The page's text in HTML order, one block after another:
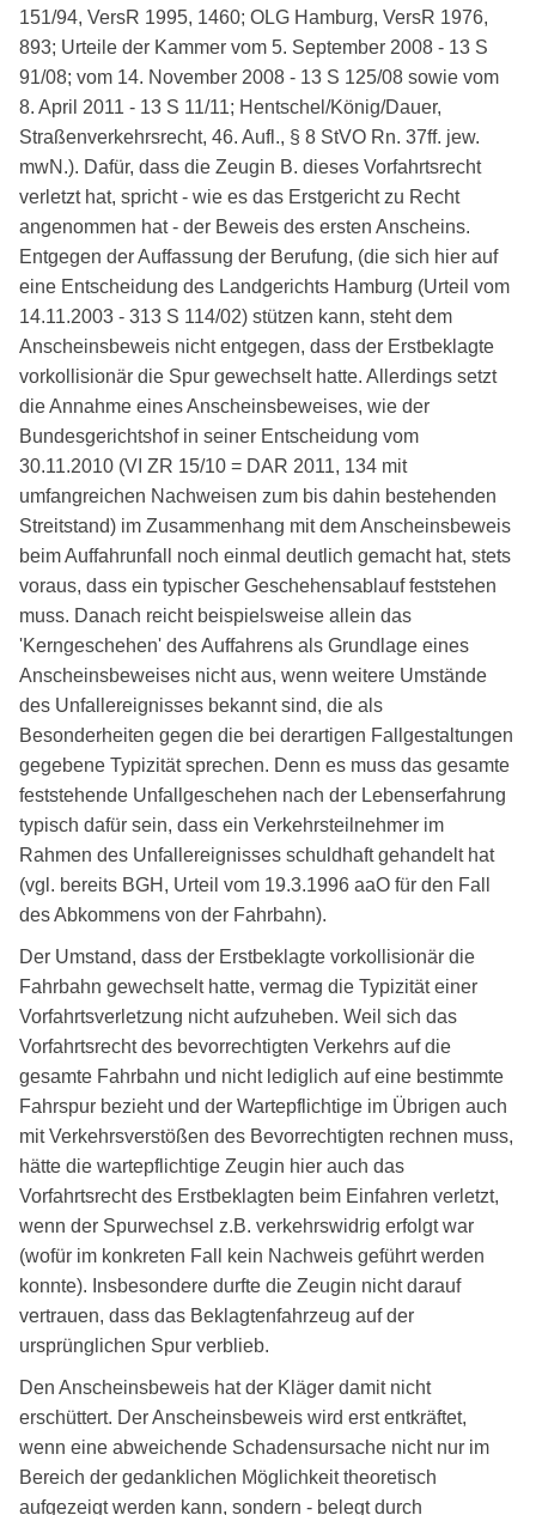
151/94, VersR 1995, 1460; OLG Hamburg, VersR 1976,
893; Urteile der Kammer vom 5. September 2008 - 13 S
91/08; vom 14. November 2008 - 13 S 125/08 sowie vom
8. April 2011 - 13 S 11/11; Hentschel/König/Dauer,
Straßenverkehrsrecht, 46. Aufl., § 8 StVO Rn. 37ff. jew.
mwN.). Dafür, dass die Zeugin B. dieses Vorfahrtsrecht
verletzt hat, spricht - wie es das Erstgericht zu Recht
angenommen hat - der Beweis des ersten Anscheins.
Entgegen der Auffassung der Berufung, (die sich hier auf
eine Entscheidung des Landgerichts Hamburg (Urteil vom
14.11.2003 - 313 S 114/02) stützen kann, steht dem
Anscheinsbeweis nicht entgegen, dass der Erstbeklagte
vorkollisionär die Spur gewechselt hatte. Allerdings setzt
die Annahme eines Anscheinsbeweises, wie der
Bundesgerichtshof in seiner Entscheidung vom
30.11.2010 (VI ZR 15/10 = DAR 2011, 134 mit
umfangreichen Nachweisen zum bis dahin bestehenden
Streitstand) im Zusammenhang mit dem Anscheinsbeweis
beim Auffahrunfall noch einmal deutlich gemacht hat, stets
voraus, dass ein typischer Geschehensablauf feststehen
muss. Danach reicht beispielsweise allein das
'Kerngeschehen' des Auffahrens als Grundlage eines
Anscheinsbeweises nicht aus, wenn weitere Umstände
des Unfallereignisses bekannt sind, die als
Besonderheiten gegen die bei derartigen Fallgestaltungen
gegebene Typizität sprechen. Denn es muss das gesamte
feststehende Unfallgeschehen nach der Lebenserfahrung
typisch dafür sein, dass ein Verkehrsteilnehmer im
Rahmen des Unfallereignisses schuldhaft gehandelt hat
(vgl. bereits BGH, Urteil vom 19.3.1996 aaO für den Fall
des Abkommens von der Fahrbahn).
Der Umstand, dass der Erstbeklagte vorkollisionär die
Fahrbahn gewechselt hatte, vermag die Typizität einer
Vorfahrtsverletzung nicht aufzuheben. Weil sich das
Vorfahrtsrecht des bevorrechtigten Verkehrs auf die
gesamte Fahrbahn und nicht lediglich auf eine bestimmte
Fahrspur bezieht und der Wartepflichtige im Übrigen auch
mit Verkehrsverstößen des Bevorrechtigten rechnen muss,
hätte die wartepflichtige Zeugin hier auch das
Vorfahrtsrecht des Erstbeklagten beim Einfahren verletzt,
wenn der Spurwechsel z.B. verkehrswidrig erfolgt war
(wofür im konkreten Fall kein Nachweis geführt werden
konnte). Insbesondere durfte die Zeugin nicht darauf
vertrauen, dass das Beklagtenfahrzeug auf der
ursprünglichen Spur verblieb.
Den Anscheinsbeweis hat der Kläger damit nicht
erschüttert. Der Anscheinsbeweis wird erst entkräftet,
wenn eine abweichende Schadensursache nicht nur im
Bereich der gedanklichen Möglichkeit theoretisch
aufgezeigt werden kann, sondern - belegt durch